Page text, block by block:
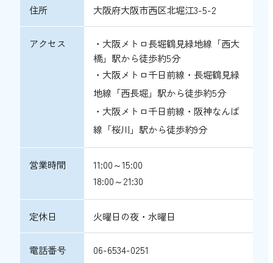
住所 大阪府大阪市西区北堀江3-5-2
アクセス
・大阪メトロ長堀鶴見緑地線「西大
橋」駅から徒歩約5分
・大阪メトロ千日前線・長堀鶴見緑
地線「西長堀」駅から徒歩約5分
・大阪メトロ千日前線・阪神なんば
線「桜川」駅から徒歩約9分
営業時間
11:00～15:00
18:00～21:30
定休日 火曜日の夜・水曜日
電話番号 06-6534-0251